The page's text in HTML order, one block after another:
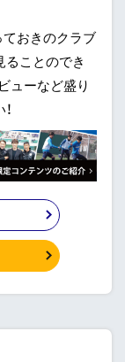
ておきのクラブ
ることのでき
ューなど盛り